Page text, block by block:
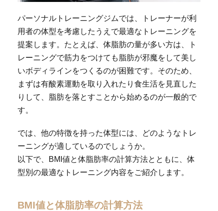
パーソナルトレーニングジムでは、トレーナーが利
用者の体型を考慮したうえで最適なトレーニングを
提案します。たとえば、体脂肪の量が多い方は、ト
レーニングで筋力をつけても脂肪が邪魔をして美し
いボディラインをつくるのが困難です。そのため、
まずは有酸素運動を取り入れたり食生活を見直した
りして、脂肪を落とすことから始めるのが一般的で
す。
では、他の特徴を持った体型には、どのようなトレ
ーニングが適しているのでしょうか。
以下で、BMI値と体脂肪率の計算方法とともに、体
型別の最適なトレーニング内容をご紹介します。
BMI値と体脂肪率の計算方法